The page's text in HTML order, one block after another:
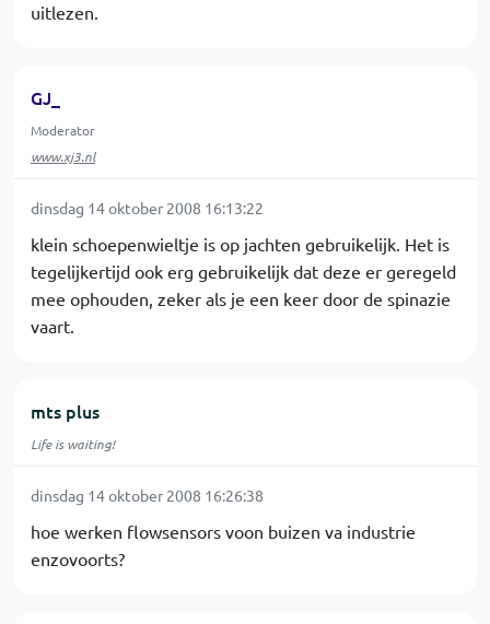
uitlezen.
GJ_
Moderator
www.xj3.nl
dinsdag 14 oktober 2008 16:13:22
klein schoepenwieltje is op jachten gebruikelijk. Het is
tegelijkertijd ook erg gebruikelijk dat deze er geregeld
mee ophouden, zeker als je een keer door de spinazie
vaart.
mts plus
Life is waiting!
dinsdag 14 oktober 2008 16:26:38
hoe werken flowsensors voon buizen va industrie
enzovoorts?